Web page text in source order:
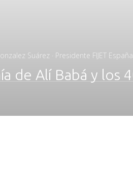
Suárez · Presidente FIJET España
de Alí Babá y los